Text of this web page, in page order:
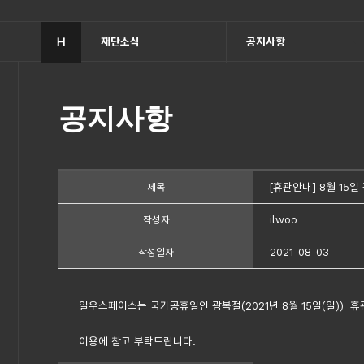
H 재단소식 공지사항
공지사항
제목 [휴관안내] 8월 15일
작성자 ilwoo
작성일자 2021-08-03
일우스페이스는 국가공휴일인 광복절(2021년 8월 15일(일)) 휴
이용에 참고 부탁드립니다.